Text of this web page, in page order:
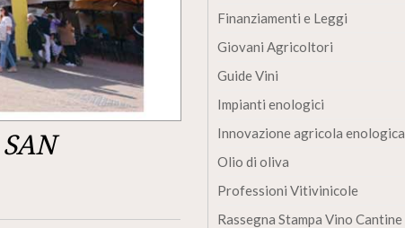
Finanziamenti e Leggi
Giovani Agricoltori
Guide Vini
Impianti enologici
Innovazione agricola enologica
Olio di oliva
Professioni Vitivinicole
Rassegna Stampa Vino Cantine